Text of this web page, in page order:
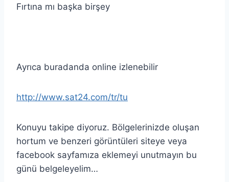
Fırtına mı başka birşey
Ayrıca buradanda online izlenebilir
http://www.sat24.com/tr/tu
Konuyu takipe diyoruz. Bölgelerinizde oluşan
hortum ve benzeri görüntüleri siteye veya
facebook sayfamıza eklemeyi unutmayın bu
günü belgeleyelim…